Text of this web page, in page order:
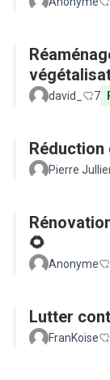
david_ 7
Réduction
Pierre
🌻
Anonyme
Lutter
FranKoise